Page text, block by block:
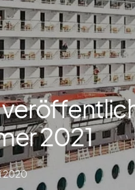
2021
2020